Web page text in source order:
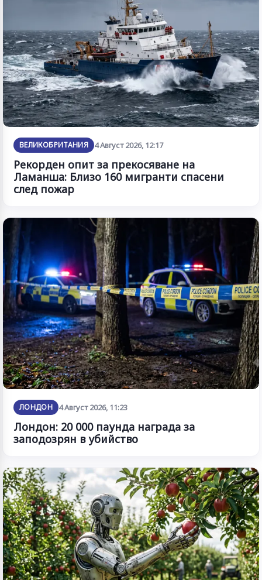
ВЕЛИКОБРИТАНИЯ 4 Август 2026, 12:17
Рекорден опит за прекосяване на
Ламанша: Близо 160 мигранти спасени
след пожар
ЛОНДОН 4 Август 2026, 11:23
Лондон: 20 000 паунда награда за
заподозрян в убийство